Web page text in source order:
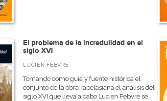
El problema de la incredulidad en el
siglo XVI
LUCIEN FEBVRE
Tomando como guía y fuente histórica el
conjunto de la obra rabelasiana el análisis del
siglo XVI que lleva a cabo Lucien Febvre se